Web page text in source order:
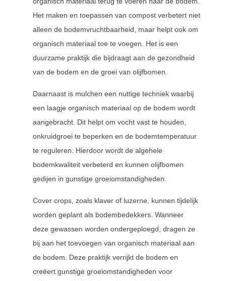
Het maken en toepassen van compost verbetert niet
alleen de bodemvruchtbaarheid, maar helpt ook om
organisch materiaal toe te voegen. Het is een
duurzame praktijk die bijdraagt aan de gezondheid
van de bodem en de groei van olijfbomen.
Daarnaast is mulchen een nuttige techniek waarbij
een laagje organisch materiaal op de bodem wordt
aangebracht. Dit helpt om vocht vast te houden,
onkruidgroei te beperken en de bodemtemperatuur
te reguleren. Hierdoor wordt de algehele
bodemkwaliteit verbeterd en kunnen olijfbomen
gedijen in gunstige groeiomstandigheden.
Cover crops, zoals klaver of luzerne, kunnen tijdelijk
worden geplant als bodembedekkers. Wanneer
deze gewassen worden ondergeploegd, dragen ze
bij aan het toevoegen van organisch materiaal aan
de bodem. Deze praktijk verrijkt de bodem en
creëert gunstige groeiomstandigheden voor